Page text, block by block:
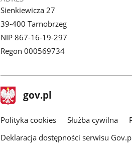
Sienkiewicza 27
39-400 Tarnobrzeg
NIP 867-16-19-297
Regon 000569734
stopka
gov.pl Strona
gov.pl
gov.pl
Polityka cookies Służba cywilna
Deklaracja dostępności serwisu